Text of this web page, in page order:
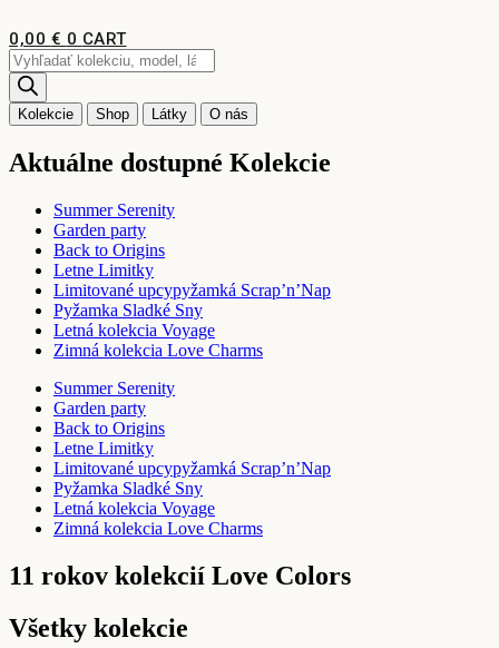
na
obsah
0,00 € 0 CART
Products
search
Kolekcie Shop Látky O nás
Aktuálne dostupné Kolekcie
Summer Serenity
Garden party
Back to Origins
Letne Limitky
Limitované upcypyžamká Scrap’n’Nap
Pyžamka Sladké Sny
Letná kolekcia Voyage
Zimná kolekcia Love Charms
Summer Serenity
Garden party
Back to Origins
Letne Limitky
Limitované upcypyžamká Scrap’n’Nap
Pyžamka Sladké Sny
Letná kolekcia Voyage
Zimná kolekcia Love Charms
11 rokov kolekcií Love Colors
Všetky kolekcie